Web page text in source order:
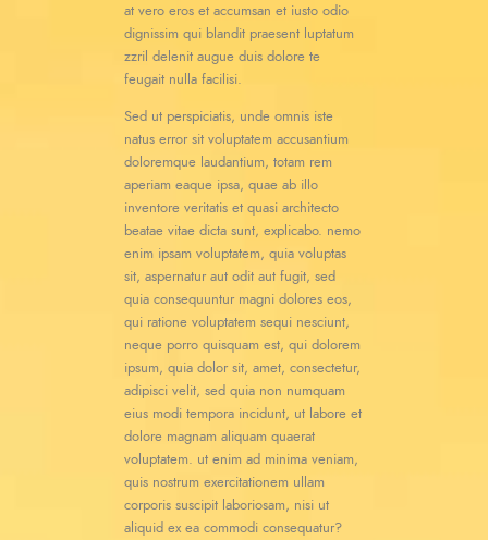
at vero eros et accumsan et iusto odio
dignissim qui blandit praesent luptatum
zzril delenit augue duis dolore te
feugait nulla facilisi.
Sed ut perspiciatis, unde omnis iste
natus error sit voluptatem accusantium
doloremque laudantium, totam rem
aperiam eaque ipsa, quae ab illo
inventore veritatis et quasi architecto
beatae vitae dicta sunt, explicabo. nemo
enim ipsam voluptatem, quia voluptas
sit, aspernatur aut odit aut fugit, sed
quia consequuntur magni dolores eos,
qui ratione voluptatem sequi nesciunt,
neque porro quisquam est, qui dolorem
ipsum, quia dolor sit, amet, consectetur,
adipisci velit, sed quia non numquam
eius modi tempora incidunt, ut labore et
dolore magnam aliquam quaerat
voluptatem. ut enim ad minima veniam,
quis nostrum exercitationem ullam
corporis suscipit laboriosam, nisi ut
aliquid ex ea commodi consequatur?